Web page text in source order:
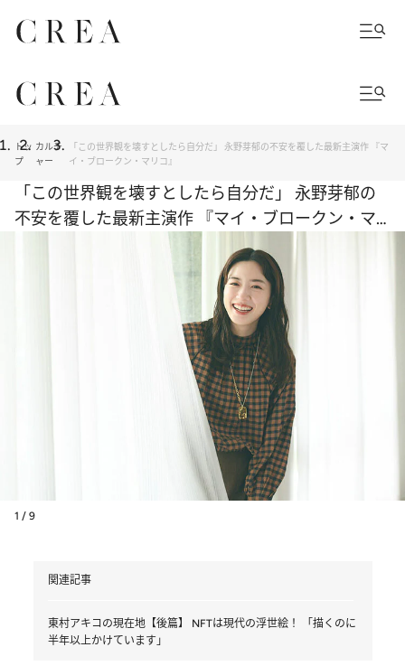
トッ
プ
カルチ
ャー
「この世界観を壊すとしたら自分だ」 永野芽郁の不安を覆した最新主演作 『マ
イ・ブロークン・マリコ』
「この世界観を壊すとしたら自分だ」 永野芽郁の
不安を覆した最新主演作 『マイ・ブロークン・マ
1 / 9
関連記事
東村アキコの現在地【後篇】 NFTは現代の浮世絵！ 「描くのに
半年以上かけています」